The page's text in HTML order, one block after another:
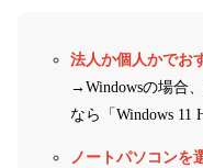
法人か個人かでお
→Windowsの場合
なら「Windows 11
ノートパソコンを